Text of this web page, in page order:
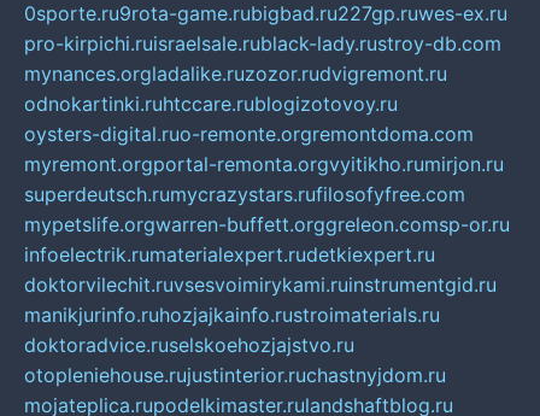
0sporte.ru9rota-game.rubigbad.ru227gp.ruwes-ex.ru
pro-kirpichi.ruisraelsale.rublack-lady.rustroy-db.com
mynances.orgladalike.ruzozor.rudvigremont.ru
odnokartinki.ruhtccare.rublogizotovoy.ru
oysters-digital.ruo-remonte.orgremontdoma.com
myremont.orgportal-remonta.orgvyitikho.rumirjon.ru
superdeutsch.rumycrazystars.rufilosofyfree.com
mypetslife.orgwarren-buffett.orggreleon.comsp-or.ru
infoelectrik.rumaterialexpert.rudetkiexpert.ru
doktorvilechit.ruvsesvoimirykami.ruinstrumentgid.ru
manikjurinfo.ruhozjajkainfo.rustroimaterials.ru
doktoradvice.ruselskoehozjajstvo.ru
otopleniehouse.rujustinterior.ruchastnyjdom.ru
mojateplica.rupodelkimaster.rulandshaftblog.ru